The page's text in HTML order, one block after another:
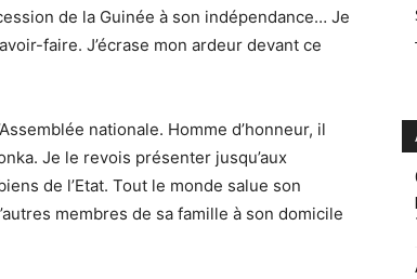
de la Guinée à son indépendance… Je
faire. J’écrase mon ardeur devant ce
nationale. Homme d’honneur, il
Je le revois présenter jusqu’aux
de l’Etat. Tout le monde salue son
membres de sa famille à son domicile